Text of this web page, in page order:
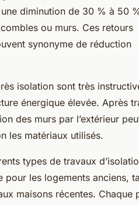
diminution de 30 % à 50
ou murs. Ces retours
synonyme de réduction
isolation sont très
énergique élevée. Après
des murs par l’extérieur
les matériaux utilisés.
types de travaux
pour les logements anciens,
maisons récentes. Chaque